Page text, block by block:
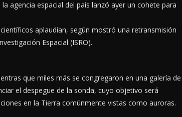
agencia espacial del país lanzó ayer un cohete para
aplaudían, según mostró una retransmisión
Espacial (ISRO).
que miles más se congregaron en una galería de
el despegue de la sonda, cuyo objetivo será
en la Tierra comúnmente vistas como auroras.